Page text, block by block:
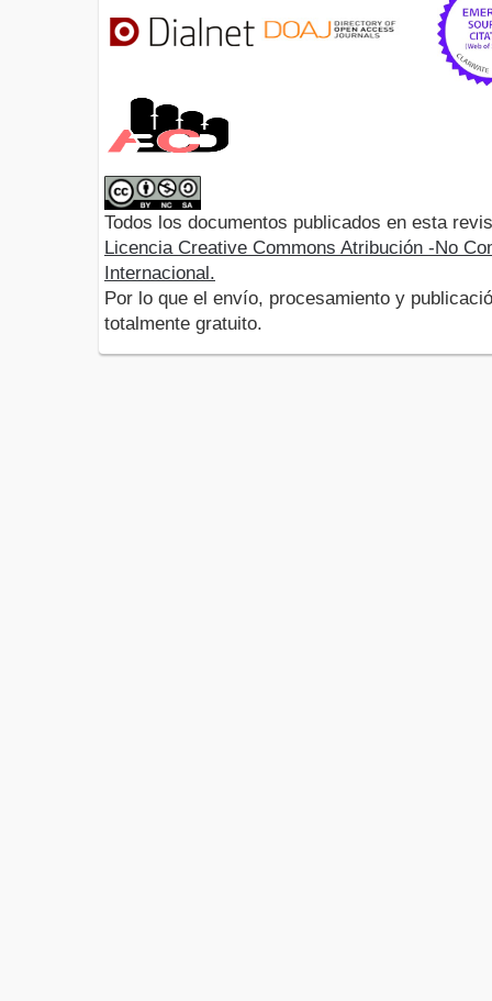
Todos los documentos publicados en esta
Licencia Creative Commons Atribución -No
Internacional.
Por lo que el envío, procesamiento y
totalmente gratuito.